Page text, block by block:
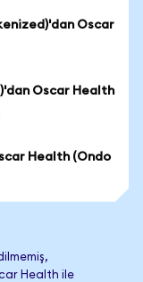
Oscar
Oscar Health
Health (Ondo
Health ile